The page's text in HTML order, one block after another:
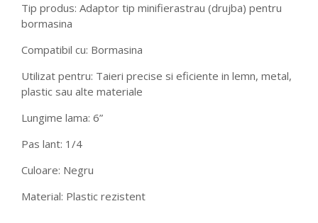
Tip produs: Adaptor tip minifierastrau (drujba) pentru
bormasina
Compatibil cu: Bormasina
Utilizat pentru: Taieri precise si eficiente in lemn, metal,
plastic sau alte materiale
Lungime lama: 6”
Pas lant: 1/4
Culoare: Negru
Material: Plastic rezistent